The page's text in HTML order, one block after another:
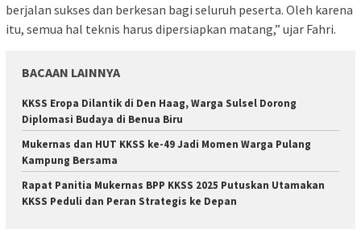
berjalan sukses dan berkesan bagi seluruh peserta. Oleh karena
itu, semua hal teknis harus dipersiapkan matang,” ujar Fahri.
BACAAN LAINNYA
KKSS Eropa Dilantik di Den Haag, Warga Sulsel Dorong
Diplomasi Budaya di Benua Biru
Mukernas dan HUT KKSS ke-49 Jadi Momen Warga Pulang
Kampung Bersama
Rapat Panitia Mukernas BPP KKSS 2025 Putuskan Utamakan
KKSS Peduli dan Peran Strategis ke Depan